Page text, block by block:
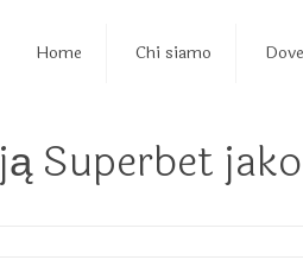
Home Chi siamo
Superbet